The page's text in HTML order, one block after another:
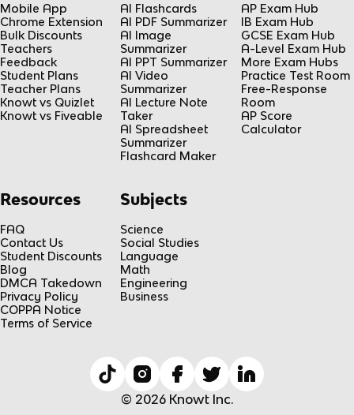
Mobile App
Chrome Extension
Bulk Discounts
Teachers
Feedback
Student Plans
Teacher Plans
Knowt vs Quizlet
Knowt vs Fiveable
AI Flashcards
AI PDF Summarizer
AI Image
Summarizer
AI PPT Summarizer
AI Video
Summarizer
AI Lecture Note
Taker
AI Spreadsheet
Summarizer
Flashcard Maker
AP Exam Hub
IB Exam Hub
GCSE Exam Hub
A-Level Exam Hub
More Exam Hubs
Practice Test Room
Free-Response
Room
AP Score
Calculator
Resources
FAQ
Contact Us
Student Discounts
Blog
DMCA Takedown
Privacy Policy
COPPA Notice
Terms of Service
Subjects
Science
Social Studies
Language
Math
Engineering
Business
© 2026 Knowt Inc.